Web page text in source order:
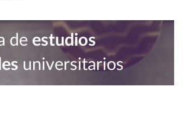
de estudios
universitarios